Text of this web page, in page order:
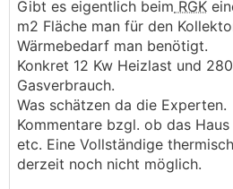
Gibt es eigentlich beim RGK
m2 Fläche man für den
Wärmebedarf man benötigt.
Konkret 12 Kw Heizlast und
Gasverbrauch.
Was schätzen da die
Kommentare bzgl. ob das
etc. Eine Vollständige
derzeit noch nicht möglich.